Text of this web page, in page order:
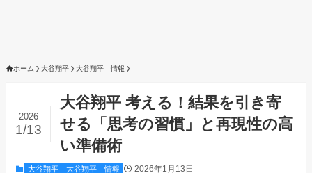
ホーム 大谷翔平 大谷翔平 情報
大谷翔平 考える！結果を引き寄
せる「思考の習慣」と再現性の高
い準備術
2026
1/13
大谷翔平 大谷翔平 情報 2026年1月13日